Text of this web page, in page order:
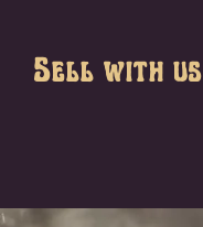
Sell with us